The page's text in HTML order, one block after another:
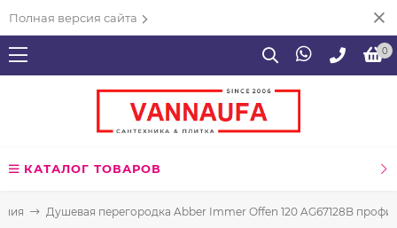
Полная версия сайта
0
КАТАЛОГ ТОВАРОВ
Душевая перегородка Abber Immer Offen 120 AG67128B